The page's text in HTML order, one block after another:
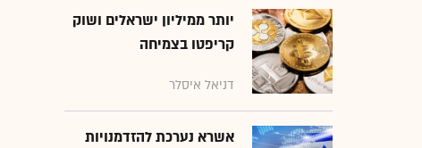
יותר ממיליון ישראלים ושוק
קריפטו בצמיחה
דניאל איסלר
אשרא נערכת להזדמנויות